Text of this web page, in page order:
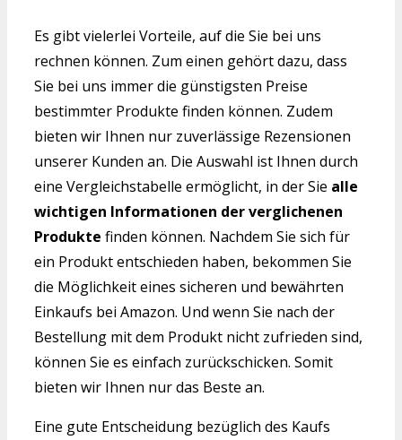
Es gibt vielerlei Vorteile, auf die Sie bei uns
rechnen können. Zum einen gehört dazu, dass
Sie bei uns immer die günstigsten Preise
bestimmter Produkte finden können. Zudem
bieten wir Ihnen nur zuverlässige Rezensionen
unserer Kunden an. Die Auswahl ist Ihnen durch
eine Vergleichstabelle ermöglicht, in der Sie alle
wichtigen Informationen der verglichenen
Produkte finden können. Nachdem Sie sich für
ein Produkt entschieden haben, bekommen Sie
die Möglichkeit eines sicheren und bewährten
Einkaufs bei Amazon. Und wenn Sie nach der
Bestellung mit dem Produkt nicht zufrieden sind,
können Sie es einfach zurückschicken. Somit
bieten wir Ihnen nur das Beste an.
Eine gute Entscheidung bezüglich des Kaufs